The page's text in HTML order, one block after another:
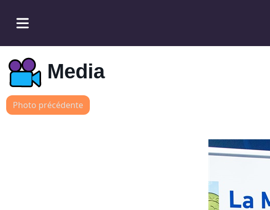
Media
Photo précédente